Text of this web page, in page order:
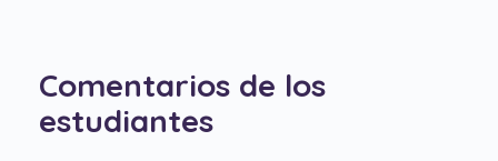
Comentarios de los
estudiantes